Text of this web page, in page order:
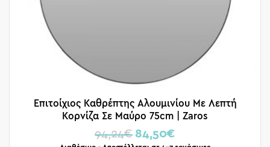
Επιτοίχιος Καθρέπτης Αλουμινίου Με Λεπτή
Κορνίζα Σε Μαύρο 75cm | Zaros
94,24€ 84,50€